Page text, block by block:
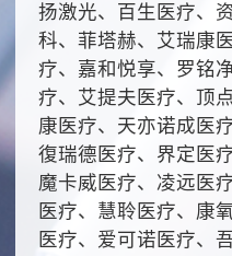
扬激光、百生医疗、
科、菲塔赫、艾瑞康
疗‌、嘉和悦享、罗铭
疗、艾提夫医疗、顶
康医疗、天亦诺成医
復瑞德医疗、界定医
魔卡威医疗、凌远医
医疗、慧聆医疗、康
医疗、爱可诺医疗、